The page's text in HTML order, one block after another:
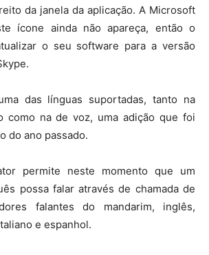
da janela da aplicação. A Microsoft
ícone ainda não apareça, então o
o seu software para a versão
das línguas suportadas, tanto na
como na de voz, uma adição que foi
do ano passado.
permite neste momento que um
possa falar através de chamada de
falantes do mandarim, inglês,
e espanhol.